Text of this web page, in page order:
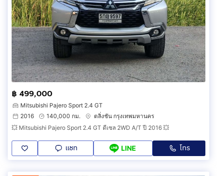
฿ 499,000
Mitsubishi Pajero Sport 2.4 GT
2016
140,000 กม.
ตลิ่งชัน กรุงเทพมหานคร
💥 Mitsubishi Pajero Sport 2.4 GT ดีเซล 2WD A/T ปี 2016 💥
แชท LINE โทร